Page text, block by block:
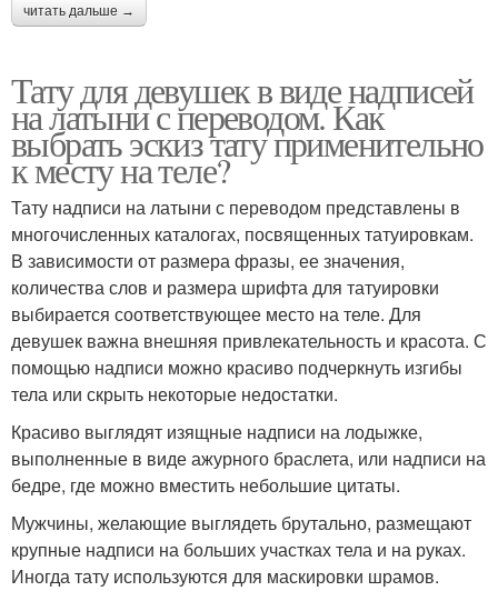
читать дальше →
Тату для девушек в виде надписей
на латыни с переводом. Как
выбрать эскиз тату применительно
к месту на теле?
Тату надписи на латыни с переводом представлены в
многочисленных каталогах, посвященных татуировкам.
В зависимости от размера фразы, ее значения,
количества слов и размера шрифта для татуировки
выбирается соответствующее место на теле. Для
девушек важна внешняя привлекательность и красота. С
помощью надписи можно красиво подчеркнуть изгибы
тела или скрыть некоторые недостатки.
Красиво выглядят изящные надписи на лодыжке,
выполненные в виде ажурного браслета, или надписи на
бедре, где можно вместить небольшие цитаты.
Мужчины, желающие выглядеть брутально, размещают
крупные надписи на больших участках тела и на руках.
Иногда тату используются для маскировки шрамов.